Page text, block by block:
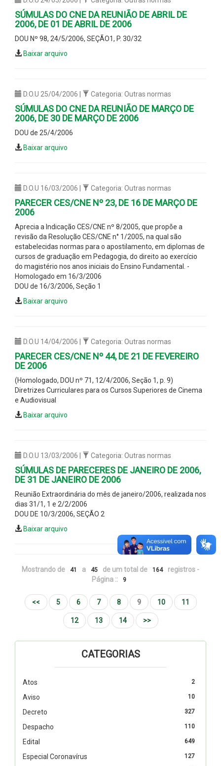
SÚMULAS DO CNE DA REUNIÃO DE ABRIL DE
2006, DE 01 DE ABRIL DE 2006
DOU Nº 98, 24/5/2006, SEÇÃO1, P. 30/32
Baixar arquivo
D.O.U 25/04/2006 | Categoria: Outras normas
SÚMULAS DO CNE DA REUNIÃO DE MARÇO DE
2006, DE 30 DE MARÇO DE 2006
DOU de 25/4/2006
Baixar arquivo
D.O.U 16/03/2006 | Categoria: Outras normas
PARECER CES/CNE Nº 23, DE 16 DE MARÇO DE
2006
Aprecia a Indicação CES/CNE nº 8/2005, que propõe a
revisão da Resolução CES/CNE n° 1/2005, na qual são
estabelecidas normas para o apostilamento, em diplomas de
cursos de graduação em Pedagogia, do direito ao exercício
do magistério nos anos iniciais do Ensino Fundamental. -
Homologado em 16/3/2006
DOU de 16/3/2006, Seção 1
Baixar arquivo
D.O.U 14/04/2006 | Categoria: Outras normas
PARECER CES/CNE Nº 44, DE 21 DE FEVEREIRO
DE 2006
(Homologado, DOU nº 71, 12/4/2006, Seção 1, p. 9)
Diretrizes Curriculares para os Cursos Superiores de Cinema
e Audiovisual
Baixar arquivo
D.O.U 13/03/2006 | Categoria: Outras normas
SÚMULAS DE PARECERES DE JANEIRO DE 2006,
DE 31 DE JANEIRO DE 2006
Reunião Extraordinária do mês de janeiro/2006, realizada nos
dias 31/1, 1 e 2/2/2006
DOU DE 10/3/2006, SEÇÃO 2
Baixar arquivo
Mostrando de 41 a 45 de um total de 164
registros -
Página ::
9
<< 5 6 7 8 9 10 11
12 13 14 >>
CATEGORIAS
2
Atos
10
Aviso
327
Decreto
110
Despacho
649
Edital
127
Especial Coronavírus